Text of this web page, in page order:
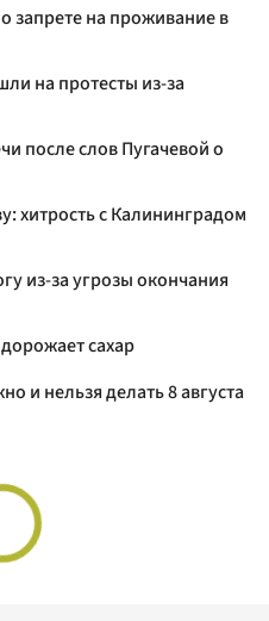
запрете на проживание в
на протесты из-за
после слов Пугачевой о
хитрость с Калининградом
из-за угрозы окончания
сахар
и нельзя делать 8 августа